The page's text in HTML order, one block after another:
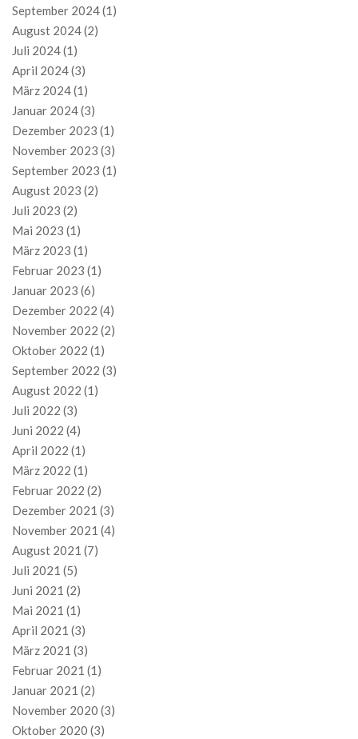
September 2024(1)
August 2024(2)
Juli 2024(1)
April 2024(3)
März 2024(1)
Januar 2024(3)
Dezember 2023 (1)
November 2023 (3)
September 2023 (1)
August 2023 (2)
Juli 2023 (2)
Mai 2023 (1)
März 2023 (1)
Februar 2023 (1)
Januar 2023 (6)
Dezember 2022 (4)
November 2022 (2)
Oktober 2022 (1)
September 2022 (3)
August 2022 (1)
Juli 2022 (3)
Juni 2022 (4)
April 2022 (1)
März 2022 (1)
Februar 2022 (2)
Dezember 2021 (3)
November 2021 (4)
August 2021 (7)
Juli 2021 (5)
Juni 2021 (2)
Mai 2021 (1)
April 2021 (3)
März 2021 (3)
Februar 2021 (1)
Januar 2021 (2)
November 2020 (3)
Oktober 2020 (3)